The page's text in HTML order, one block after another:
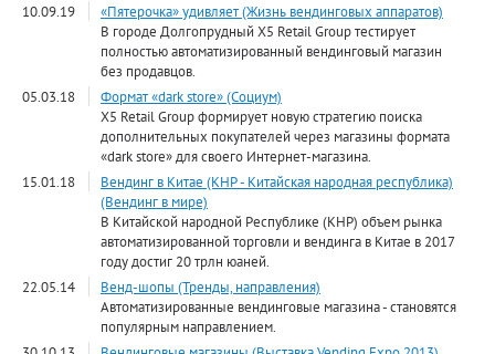
10.09.19
«Пятерочка» удивляет (Жизнь вендинговых аппаратов)
В городе Долгопрудный X5 Retail Group тестирует
полностью автоматизированный вендинговый магазин
без продавцов.
05.03.18
Формат «dark store» (Социум)
X5 Retail Group формирует новую стратегию поиска
дополнительных покупателей через магазины формата
«dark store» для своего Интернет-магазина.
15.01.18
Вендинг в Китае (КНР - Китайская народная республика)
(Вендинг в мире)
В Китайской народной Республике (КНР) объем рынка
автоматизированной торговли и вендинга в Китае в 2017
году достиг 20 трлн юаней.
22.05.14
Венд-шопы (Тренды, направления)
Автоматизированные вендинговые магазина - становятся
популярным направлением.